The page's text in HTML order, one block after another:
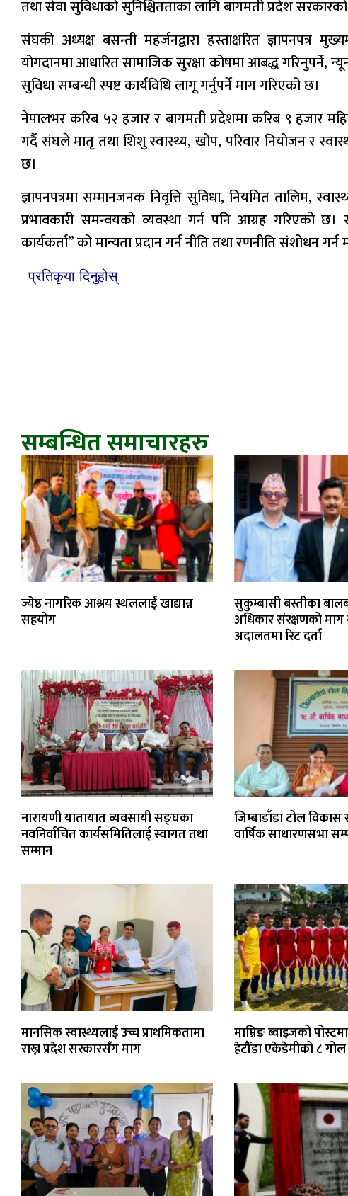
तथा सेवा सुविधाको सुनिश्चितताका लागि बागमती प्रदेश
संघकी अध्यक्ष बसन्ती महर्जनद्वारा हस्ताक्षरित ज्ञापनपत्र
योगदानमा आधारित सामाजिक सुरक्षा कोषमा आबद्ध गरिनुपर्ने,
सुविधा सम्बन्धी स्पष्ट कार्यविधि लागू गर्नुपर्ने माग गरिएको छ।
नेपालभर करिब ५२ हजार र बागमती प्रदेशमा करिब ९ हजार
गर्दै संघले मातृ तथा शिशु स्वास्थ्य, खोप, परिवार नियोजन र
छ।
ज्ञापनपत्रमा सम्मानजनक निवृत्ति सुविधा, नियमित तालिम,
प्रभावकारी समन्वयको व्यवस्था गर्न पनि आग्रह गरिएको छ।
कार्यकर्ता” को मान्यता प्रदान गर्न नीति तथा रणनीति संशोधन
प्रतिकृया दिनुहोस्
सम्बन्धित समाचारहरु
ज्येष्ठ नागरिक आश्रय स्थललाई खाद्यान्न
सहयोग
सुकुम्बासी बस्तीका
अधिकार संरक्षणको माग
अदालतमा रिट दर्ता
नारायणी यातायात व्यवसायी सङ्घका
नवनिर्वाचित कार्यसमितिलाई स्वागत तथा
सम्मान
जिम्बाडाँडा टोल
वार्षिक साधारणसभा
मानसिक स्वास्थ्यलाई उच्च प्राथमिकतामा
राख्न प्रदेश सरकारसँग माग
माम्रिङ ब्वाइजको
हेटौंडा एकेडेमीको ८ गोल